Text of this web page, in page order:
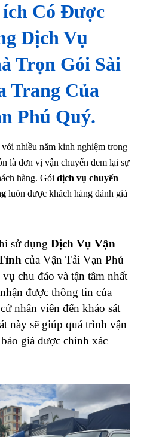
Có Được
Dịch Vụ
Trọn Gói Sài
Trang Của
Phú Quý.
nhiều năm kinh nghiệm trong
là đơn vị vận chuyển đem lại sự
hàng. Gói dịch vụ chuyển
luôn được khách hàng đánh giá
sử dụng Dịch Vụ Vận
của Vận Tải Vạn Phú
chu đáo và tận tâm nhất
được thông tin của
nhân viên đến khảo sát
này sẽ giúp quá trình vận
giá được chính xác